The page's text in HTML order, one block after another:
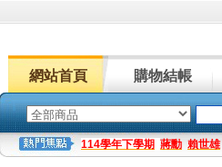
網站首頁 購物結帳
114學年下學期 蔣勳 賴世雄